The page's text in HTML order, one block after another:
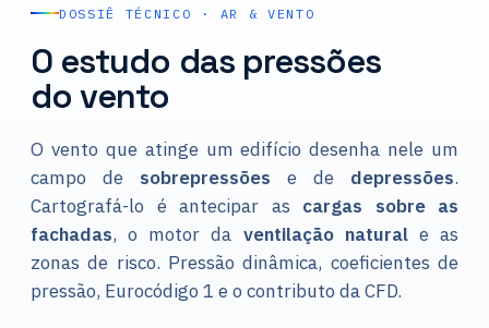
DOSSIÊ TÉCNICO · AR & VENTO
O estudo das pressões
do vento
O vento que atinge um edifício desenha nele um
campo de sobrepressões e de depressões.
Cartografá-lo é antecipar as cargas sobre as
fachadas, o motor da ventilação naturale as
zonas de risco. Pressão dinâmica, coeficientes de
pressão, Eurocódigo 1 e o contributo da CFD.